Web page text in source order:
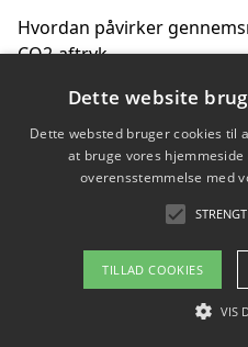
Hvordan påvirker
CO2-aftryk
Hvordan nyheder om
hverdag
Om / kontakt
Dette website
Dette websted bruger cookies til
at bruge vores
overensstemmelse med
TILLAD COOKIES
VIS